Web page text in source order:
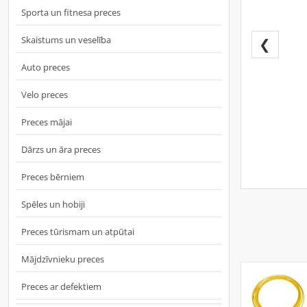
Sporta un fitnesa preces
Skaistums un veselība
Auto preces
Velo preces
Preces mājai
Dārzs un āra preces
Preces bērniem
Spēles un hobiji
Preces tūrismam un atpūtai
Mājdzīvnieku preces
Preces ar defektiem
❮